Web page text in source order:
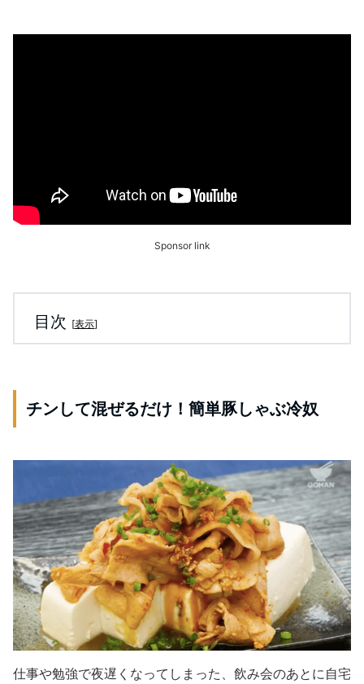
Sponsor link
目次 [表示]
チンして混ぜるだけ！簡単豚しゃぶ冷奴
仕事や勉強で夜遅くなってしまった、飲み会のあとに自宅